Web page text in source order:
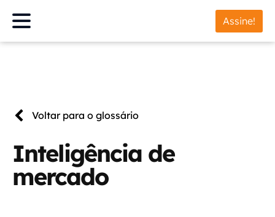
Assine!
Voltar para o glossário
Inteligência de
mercado